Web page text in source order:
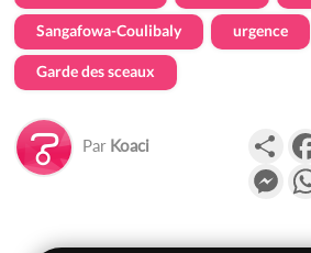
Sangafowa-Coulibaly urgence
Garde des sceaux
Par Koaci